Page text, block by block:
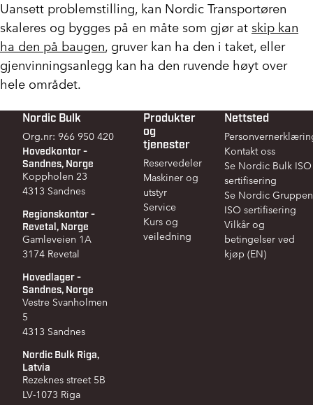
Uansett problemstilling, kan Nordic Transportøren
skaleres og bygges på en måte som gjør at skip kan
ha den på baugen, gruver kan ha den i taket, eller
gjenvinningsanlegg kan ha den ruvende høyt over
hele området.
Footer
Nordic Bulk
Org.nr: 966 950 420
Hovedkontor -
Sandnes, Norge
Koppholen 23
4313 Sandnes
Regionskontor -
Revetal, Norge
Gamleveien 1A
3174 Revetal
Hovedlager -
Sandnes, Norge
Vestre Svanholmen
5
4313 Sandnes
Nordic Bulk Riga,
Latvia
Rezeknes street 5B
LV-1073 Riga
Produkter
og
tjenester
Reservedeler
Maskiner og
utstyr
Service
Kurs og
veiledning
Nettsted
Kontakt oss
Se Nordic Bulk ISO
sertifisering
Se Nordic Gruppen
ISO sertifisering
Vilkår og
betingelser ved
kjøp (EN)